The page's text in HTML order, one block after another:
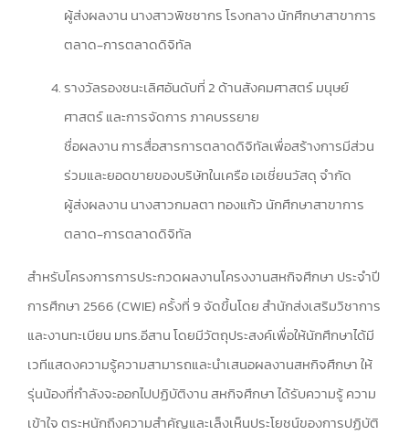
ผู้ส่งผลงาน นางสาวพิชชากร โรงกลาง นักศึกษาสาขาการ
ตลาด-การตลาดดิจิทัล
รางวัลรองชนะเลิศอันดับที่ 2 ด้านสังคมศาสตร์ มนุษย์
ศาสตร์ และการจัดการ ภาคบรรยาย
ชื่อผลงาน การสื่อสารการตลาดดิจิทัลเพื่อสร้างการมีส่วน
ร่วมและยอดขายของบริษัทในเครือ เอเชี่ยนวัสดุ จำกัด
ผู้ส่งผลงาน นางสาวกมลตา ทองแก้ว นักศึกษาสาขาการ
ตลาด-การตลาดดิจิทัล
สำหรับโครงการการประกวดผลงานโครงงานสหกิจศึกษา ประจำปี
การศึกษา 2566 (CWIE) ครั้งที่ 9 จัดขึ้นโดย สำนักส่งเสริมวิชาการ
และงานทะเบียน มทร.อีสาน โดยมีวัตถุประสงค์เพื่อให้นักศึกษาได้มี
เวทีแสดงความรู้ความสามารถและนำเสนอผลงานสหกิจศึกษา ให้
รุ่นน้องที่กำลังจะออกไปปฏิบัติงาน สหกิจศึกษา ได้รับความรู้ ความ
เข้าใจ ตระหนักถึงความสำคัญและเล็งเห็นประโยชน์ของการปฏิบัติ